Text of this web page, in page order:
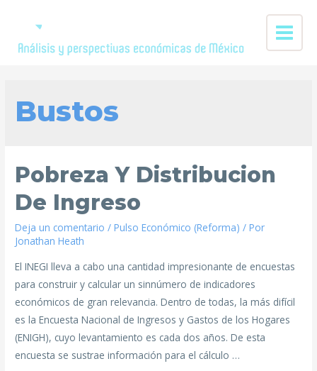
Bustos
Pobreza Y Distribucion
De Ingreso
Deja un comentario /Pulso Económico (Reforma) / Por
Jonathan Heath
El INEGI lleva a cabo una cantidad impresionante de encuestas
para construir y calcular un sinnúmero de indicadores
económicos de gran relevancia. Dentro de todas, la más difícil
es la Encuesta Nacional de Ingresos y Gastos de los Hogares
(ENIGH), cuyo levantamiento es cada dos años. De esta
encuesta se sustrae información para el cálculo …